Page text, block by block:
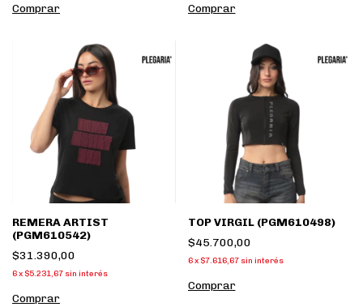
Comprar Comprar
REMERA ARTIST
(PGM610542)
$31.390,00
6x $5.231,67 sin interés
Comprar
TOP VIRGIL (PGM610498)
$45.700,00
6 x $7.616,67 sin interés
Comprar